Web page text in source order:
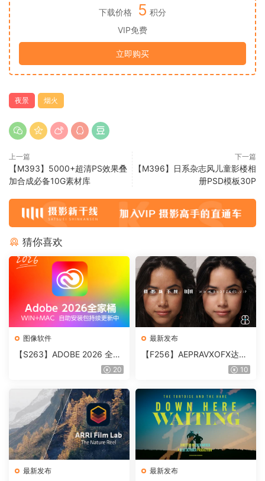
下载价格 5 积分
VIP免费
立即购买
夜景 烟火
上一篇
【M393】5000+超清PS效果叠
加合成必备10G素材库
下一篇
【M396】日系杂志风儿童影楼相
册PSD模板30P
猜你喜欢
图像软件
【S263】ADOBE 2026 全家
20
最新发布
【F256】AEPRAVXOFX达芬
奇视频人像磨皮润肤美颜插件
10
最新发布 最新发布